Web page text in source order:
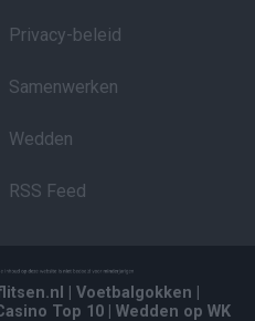
Privacy-beleid
Samenwerken
Wedden
RSS Feed
| Voetbalgokken
Top 10 | Wedden op WK